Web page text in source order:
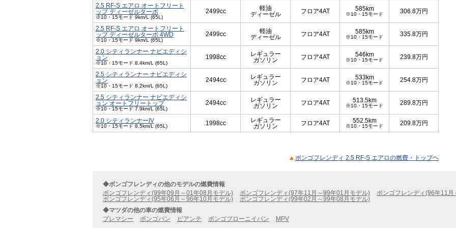
2.5 RF-S エアロ オートフリート
ップ ディーゼルターボ
※10・15モード 9km/L (65L)
2499cc
軽油
ディーゼル
フロア4AT 585km
※10・15モード 306.8万円
2.5 RF-S エアロ オートフリート
ップ ディーゼルターボ 4WD
※10・15モード 9km/L (65L)
2499cc
軽油
ディーゼル
フロア4AT 585km
※10・15モード 335.8万円
2.0 シティランナー ナビエディシ
ョン
※10・15モード 8.4km/L (65L)
1998cc
レギュラー
ガソリン
フロア4AT 546km
※10・15モード 239.8万円
2.5 シティランナー ナビエディシ
ョン
※10・15モード 8.2km/L (65L)
2494cc
レギュラー
ガソリン
フロア4AT 533km
※10・15モード 254.8万円
2.5 シティランナー ナビエディシ
ョン オートフリートップ
※10・15モード 7.9km/L (65L)
2494cc
レギュラー
ガソリン
フロア4AT 513.5km
※10・15モード 289.8万円
2.0 シティランナーIV
※10・15モード 8.5km/L (65L) 1998cc
レギュラー
ガソリン
フロア4AT 552.5km
※10・15モード 209.8万円
ボンゴフレンディ 2.5 RF-S エアロの燃費・トップヘ
◆ボンゴフレンディの他のモデルの燃費情報
ボンゴフレンディ(99年09月～01年08月モデル)
ボンゴフレンディ(97年11月～99年01月モデル)
ボンゴフレンディ(96年11
ボンゴフレンディ(95年06月～96年10月モデル)
ボンゴフレンディ(99年02月～99年08月モデル)
◆マツダの他の車の燃費情報
プレマシー
ボンゴバン ビアンテ ボンゴブローニイバン MPV